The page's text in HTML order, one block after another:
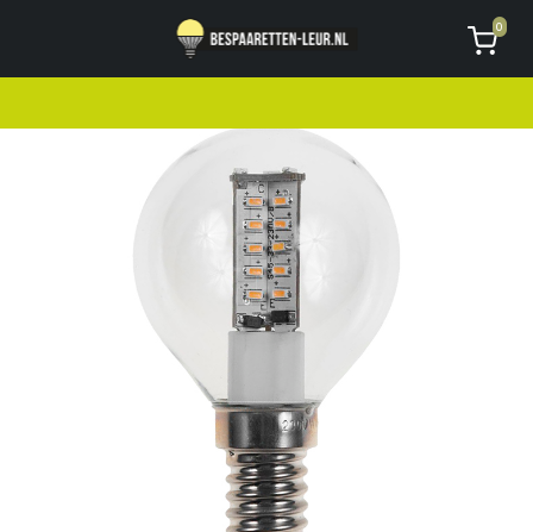
Geen code ontvangen of kwijt?
AVG
0